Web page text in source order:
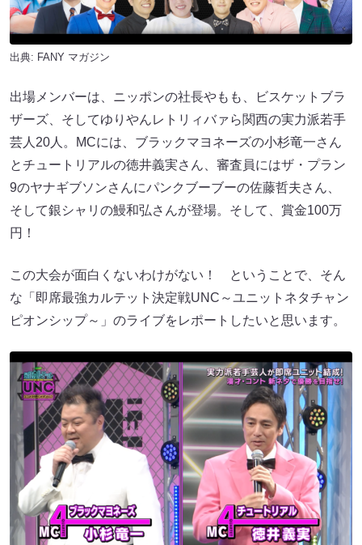
出典: FANY マガジン
出場メンバーは、ニッポンの社長やもも、ビスケットブラ
ザーズ、そしてゆりやんレトリィバァら関西の実力派若手
芸人20人。MCには、ブラックマヨネーズの小杉竜一さん
とチュートリアルの徳井義実さん、審査員にはザ・プラン
9のヤナギブソンさんにパンクブーブーの佐藤哲夫さん、
そして銀シャリの鰻和弘さんが登場。そして、賞金100万
円！
この大会が面白くないわけがない！ ということで、そん
な「即席最強カルテット決定戦UNC～ユニットネタチャン
ピオンシップ～」のライブをレポートしたいと思います。